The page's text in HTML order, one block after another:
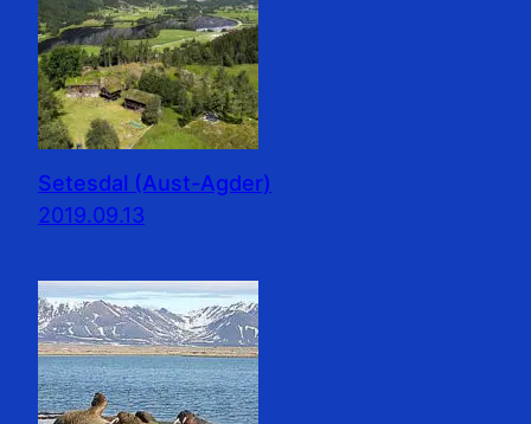
Setesdal (Aust-Agder)
2019.09.13